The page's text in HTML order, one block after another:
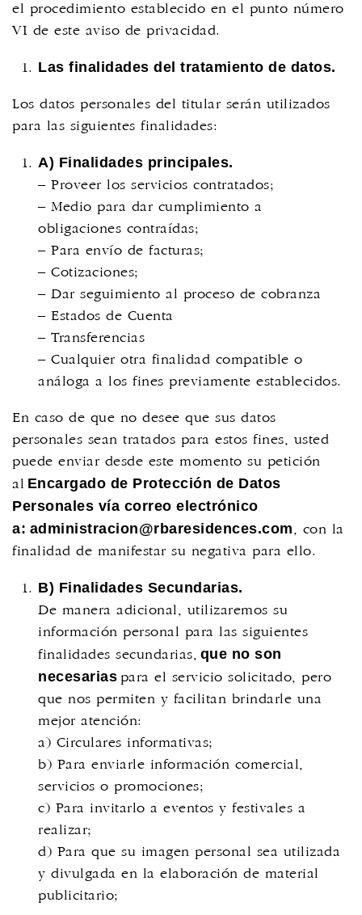
el procedimiento establecido en el punto número
VI de este aviso de privacidad.
Las finalidades del tratamiento de datos.
Los datos personales del titular serán utilizados
para las siguientes finalidades:
A) Finalidades principales.
– Proveer los servicios contratados;
– Medio para dar cumplimiento a
obligaciones contraídas;
– Para envío de facturas;
– Cotizaciones;
– Dar seguimiento al proceso de cobranza
– Estados de Cuenta
– Transferencias
– Cualquier otra finalidad compatible o
análoga a los fines previamente establecidos.
En caso de que no desee que sus datos
personales sean tratados para estos fines, usted
puede enviar desde este momento su petición
al Encargado de Protección de Datos
Personales vía correo electrónico
a: administracion@rbaresidences.com, con la
finalidad de manifestar su negativa para ello.
B) Finalidades Secundarias.
De manera adicional, utilizaremos su
información personal para las siguientes
finalidades secundarias, que no son
necesarias para el servicio solicitado, pero
que nos permiten y facilitan brindarle una
mejor atención:
a) Circulares informativas;
b) Para enviarle información comercial,
servicios o promociones;
c) Para invitarlo a eventos y festivales a
realizar;
d) Para que su imagen personal sea utilizada
y divulgada en la elaboración de material
publicitario;